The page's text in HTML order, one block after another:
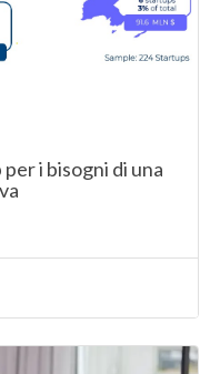
i bisogni di una